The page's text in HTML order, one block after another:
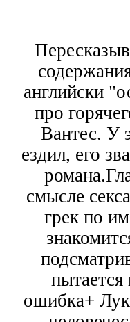
английски
про
Вантес. У
ездил, его
смысле
грек по
пытается
ошибка+